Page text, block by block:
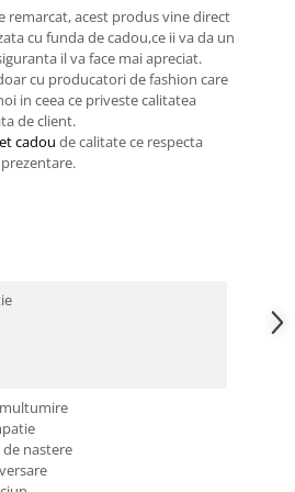
remarcat, acest produs vine direct
cu funda de cadou,ce ii va da un
il va face mai apreciat.
cu producatori de fashion care
in ceea ce priveste calitatea
de client.
cadou de calitate ce respecta
de nastere